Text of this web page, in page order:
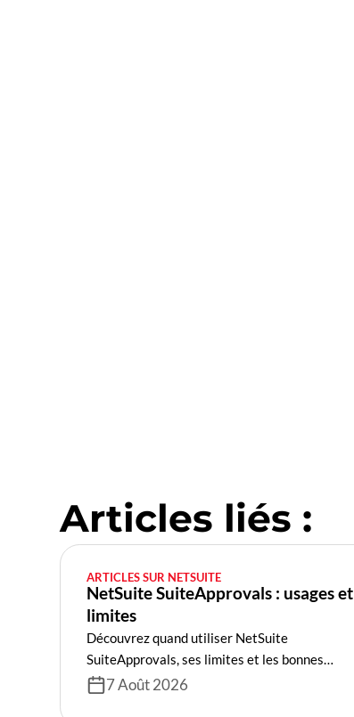
Articles liés :
ARTICLES SUR NETSUITE
NetSuite SuiteApprovals : usages et
limites
Découvrez quand utiliser NetSuite
SuiteApprovals, ses limites et les bonnes
pratiques pour vos validations finance.
7 Août 2026